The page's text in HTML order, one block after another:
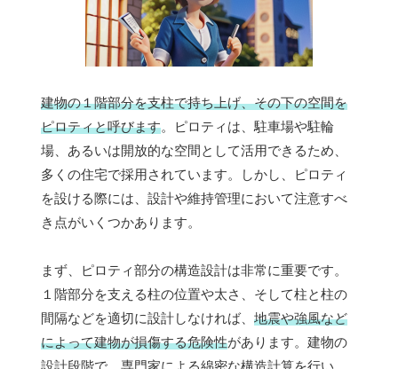
建物の１階部分を支柱で持ち上げ、その下の空間を
ピロティと呼びます。ピロティは、駐車場や駐輪
場、あるいは開放的な空間として活用できるため、
多くの住宅で採用されています。しかし、ピロティ
を設ける際には、設計や維持管理において注意すべ
き点がいくつかあります。
まず、ピロティ部分の構造設計は非常に重要です。
１階部分を支える柱の位置や太さ、そして柱と柱の
間隔などを適切に設計しなければ、 地震や強風など
によって建物が損傷する危険性があります。建物の